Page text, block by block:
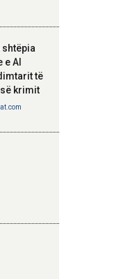
të
i
Al
të
krimit